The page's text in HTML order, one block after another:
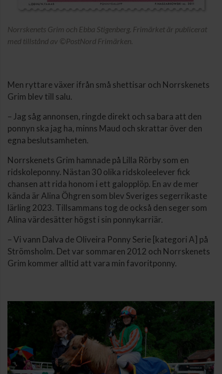
Norrskenets Grim och Ebba Stigenberg. Frimärket är publicerat
med tillstånd av ©PostNord Frimärken.
Men ryttare växer ifrån små shettisar och Norrskenets
Grim blev till salu.
– Jag såg annonsen, ringde direkt och sa bara att den
ponnyn ska jag ha, minns Maud och skrattar över den
egna beslutsamheten.
Norrskenets Grim hamnade på Lilla Rörby som en
ridskoleponny. Nästan 30 olika ridskoleelever fick
chansen att rida honom i ett galopplöp. En av de mer
kända är Alina Öhgren som blev Sveriges segerrikaste
lärling 2023. Tillsammans tog de också den seger som
Alina värdesätter högst i sin ponnykarriär.
– Vi vann Dalva de Oliveira Ponny Serie [kategori A] på
Strömsholm. Det var sommaren 2012 och Norrskenets
Grim kommer alltid att vara min favoritponny.